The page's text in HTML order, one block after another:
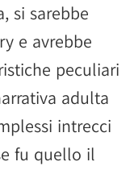
si sarebbe
e avrebbe
peculiari
adulta
intrecci
fu quello il